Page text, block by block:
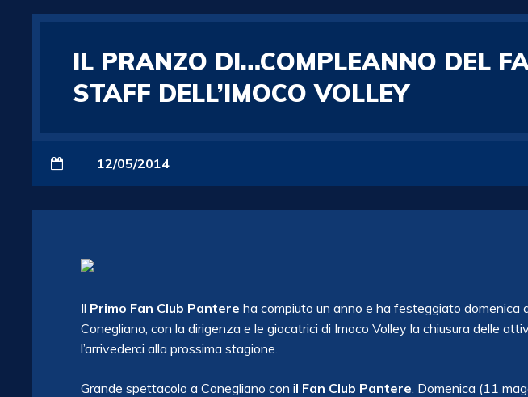
IL PRANZO DI…COMPLEANNO DEL
STAFF DELL’IMOCO VOLLEY
12/05/2014
Il Primo Fan Club Pantere ha compiuto un anno e ha festeggiato domenica
Conegliano, con la dirigenza e le giocatrici di Imoco Volley la chiusura delle
l’arrivederci alla prossima stagione.
Grande spettacolo a Conegliano con il Fan Club Pantere. Domenica (11